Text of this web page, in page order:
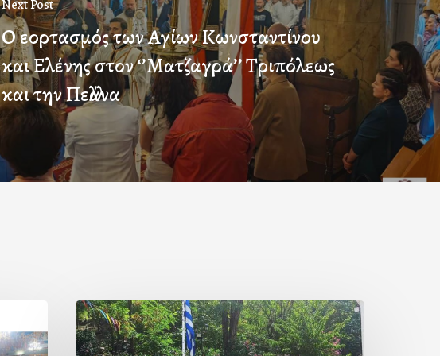
Next Post
Ο εορτασμός των Αγίων Κωνσταντίνου
και Ελένης στον ‘’Ματζαγρά’’ Τριπόλεως
και την Πελλάνα
Με
την